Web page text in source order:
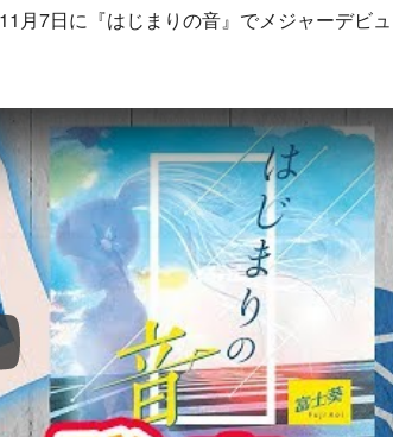
月7日に『はじまりの音』でメジャーデビュ